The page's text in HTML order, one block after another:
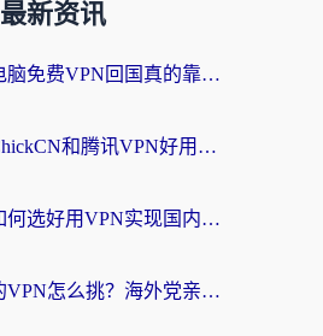
最新资讯
海外党必看：电脑免费VPN回国真的靠谱吗？附实测对比与最优方案指南
海外党必看：ChickCN和腾讯VPN好用吗？3招选对回国加速器，告别地区限制
海外党必看：如何选好用VPN实现国内资源无缝访问？从越南到全球都适用
从法国回国内的VPN怎么挑？海外党亲测：稳定、多端、安全才是关键